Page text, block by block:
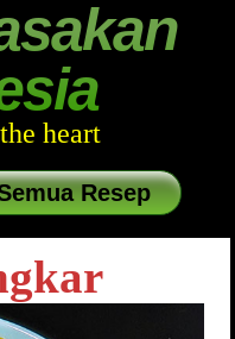
heart
Resep